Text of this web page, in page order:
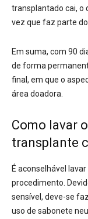
transplantado cai, o
vez que faz parte
Em suma, com 90
de forma
final, em que o
área doadora.
Como lavar
transplante
É aconselhável
procedimento.
sensível, deve-se
uso de sabonete